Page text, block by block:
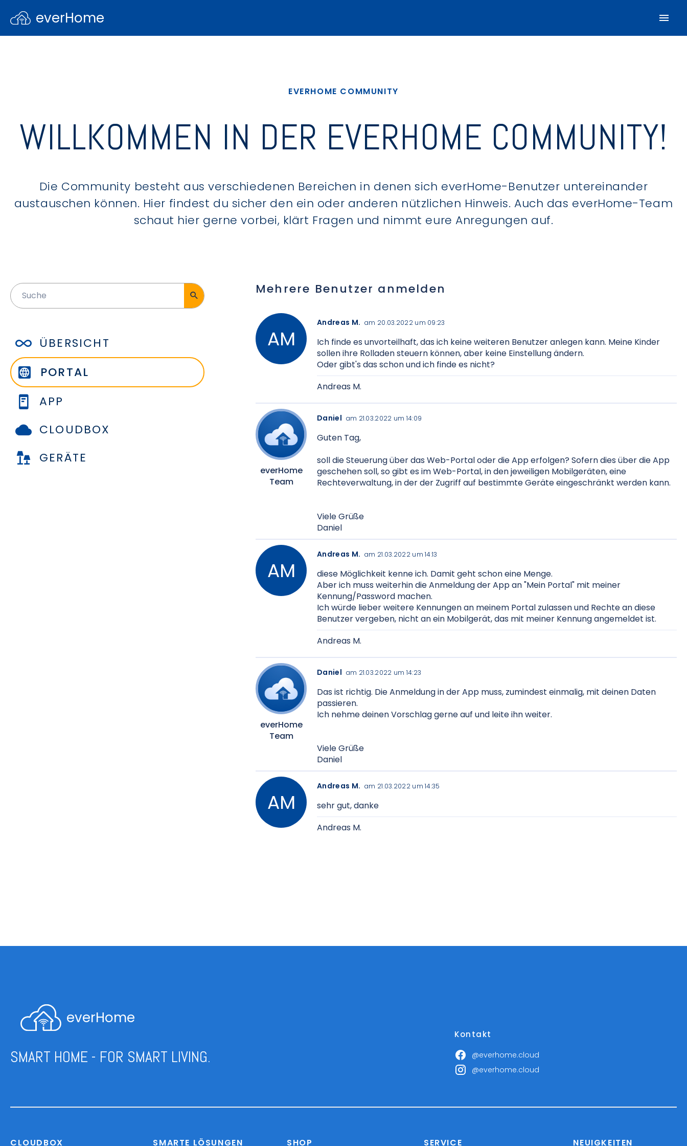
everHome
EVERHOME COMMUNITY
WILLKOMMEN IN DER EVERHOME COMMUNITY!
Die Community besteht aus verschiedenen Bereichen in denen sich everHome-Benutzer untereinander
austauschen können. Hier findest du sicher den ein oder anderen nützlichen Hinweis. Auch das everHome-Team
schaut hier gerne vorbei, klärt Fragen und nimmt eure Anregungen auf.
ÜBERSICHT
PORTAL
APP
CLOUDBOX
GERÄTE
Mehrere Benutzer anmelden
Andreas M. am 20.03.2022 um 09:23
Ich finde es unvorteilhaft, das ich keine weiteren Benutzer anlegen kann. Meine Kinder
sollen ihre Rolladen steuern können, aber keine Einstellung ändern.
Oder gibt's das schon und ich finde es nicht?
Andreas M.
everHome
Team
Daniel am 21.03.2022 um 14:09
Guten Tag,
soll die Steuerung über das Web-Portal oder die App erfolgen? Sofern dies über die App
geschehen soll, so gibt es im Web-Portal, in den jeweiligen Mobilgeräten, eine
Rechteverwaltung, in der der Zugriff auf bestimmte Geräte eingeschränkt werden kann.
Viele Grüße
Daniel
Andreas M. am 21.03.2022 um 14:13
diese Möglichkeit kenne ich. Damit geht schon eine Menge.
Aber ich muss weiterhin die Anmeldung der App an "Mein Portal" mit meiner
Kennung/Password machen.
Ich würde lieber weitere Kennungen an meinem Portal zulassen und Rechte an diese
Benutzer vergeben, nicht an ein Mobilgerät, das mit meiner Kennung angemeldet ist.
Andreas M.
everHome
Team
Daniel am 21.03.2022 um 14:23
Das ist richtig. Die Anmeldung in der App muss, zumindest einmalig, mit deinen Daten
passieren.
Ich nehme deinen Vorschlag gerne auf und leite ihn weiter.
Viele Grüße
Daniel
Andreas M. am 21.03.2022 um 14:35
sehr gut, danke
Andreas M.
everHome
SMART HOME - FOR SMART LIVING.
Kontakt
@everhome.cloud
@everhome.cloud
CLOUDBOX SMARTE LÖSUNGEN SHOP SERVICE NEUIGKEITEN